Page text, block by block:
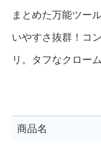
まとめた万能ツー
いやすさ抜群！コ
リ。タフなクロー
商品名